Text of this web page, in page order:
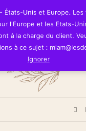
États-Unis et Europe.
l'Europe et les Etats-
à la charge du client.
à ce sujet :
Ignorer